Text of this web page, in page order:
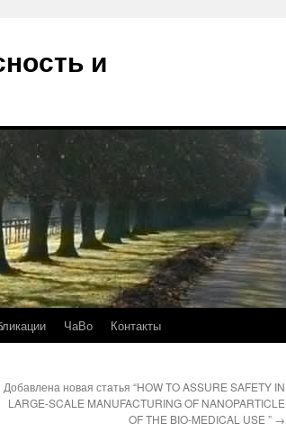
и
ЧаВо Контакты
Добавлена новая статья “HOW TO ASSURE SAFETY IN
LARGE-SCALE MANUFACTURING OF NANOPARTICLE
OF THE BIO-MEDICAL USE ” →